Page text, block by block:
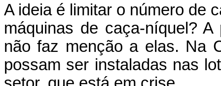
A ideia é limitar o número de
máquinas de caça-níquel?
não faz menção a elas. Na
possam ser instaladas nas